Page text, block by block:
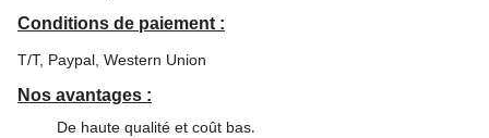
Conditions de paiement :
T/T, Paypal, Western Union
Nos avantages :
De haute qualité et coût bas.